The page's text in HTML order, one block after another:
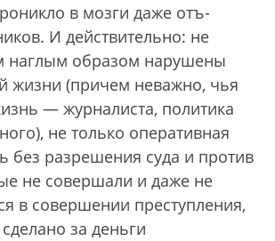
в мозги даже отъ­
И действительно: не
наглым образом нарушены
жизни (причем неважно, чья
— журналиста, политика
не только оперативная
без разрешения суда и против
не совершали и даже не
в совершении преступления,
за деньги